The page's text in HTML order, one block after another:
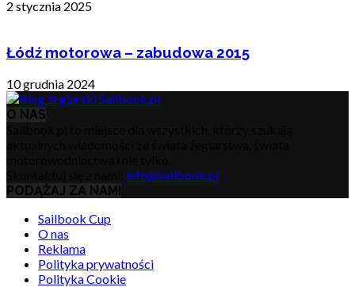
2 stycznia 2025
Łódź motorowa – zabudowa 2015
10 grudnia 2024
O NAS
info@sailbook.pl
PODĄŻAJ ZA NAMI
Sailbook Cup
O nas
Reklama
Polityka prywatności
Polityka Cookie